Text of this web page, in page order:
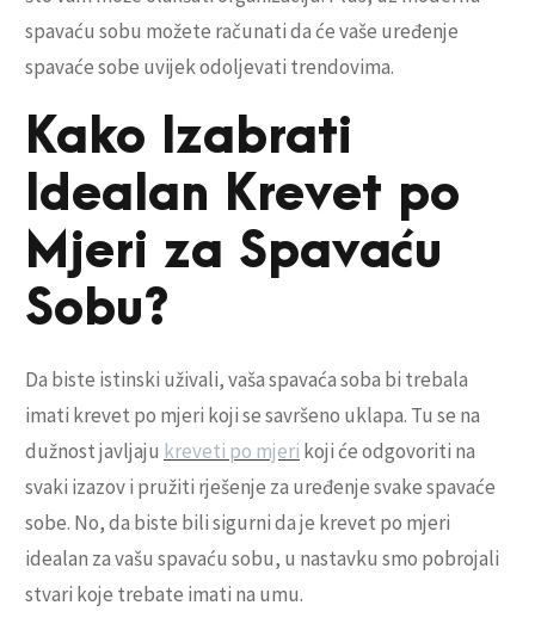
spavaću sobu možete računati da će vaše uređenje
spavaće sobe uvijek odoljevati trendovima.
Kako Izabrati
Idealan Krevet po
Mjeri za Spavaću
Sobu?
Da biste istinski uživali, vaša spavaća soba bi trebala
imati krevet po mjeri koji se savršeno uklapa. Tu se na
dužnost javljaju kreveti po mjeri koji će odgovoriti na
svaki izazov i pružiti rješenje za uređenje svake spavaće
sobe. No, da biste bili sigurni da je krevet po mjeri
idealan za vašu spavaću sobu, u nastavku smo pobrojali
stvari koje trebate imati na umu.